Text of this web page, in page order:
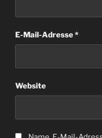
E-Mail-Adresse*
Website